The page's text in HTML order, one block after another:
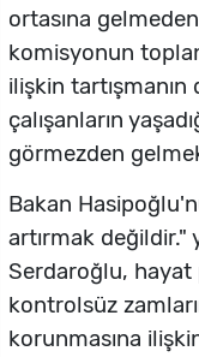
ortasına
komisyonun
ilişkin tartışmanın
çalışanların
görmezden
Bakan
artırmak
Serdaroğlu, hayat
kontrolsüz
korunmasına